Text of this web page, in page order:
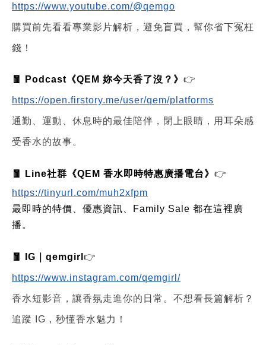
https://www.youtube.com/@qemgo
購買前先看看專業影片解析，避免盲買，幫你省下冤枉
錢！
🧧 Podcast《QEM 妳今天香了沒？》 👉
https://open.firstory.me/user/qem/platforms
通勤、運動、休息時的最佳陪伴，閉上眼睛，用耳朵感
受香水的故事。
🧧 Line社群《QEM 香水即時特惠廣播電台》 👉
https://tinyurl.com/muh2xfpm
最即時的特價、優惠資訊、Family Sale 都在這裡廣
播。
🧧 IG｜qemgirl 👉
https://www.instagram.com/qemgirl/
香水短影音，讓香氛走進你的日常。不想看長篇解析？
追蹤 IG，秒懂香水魅力！